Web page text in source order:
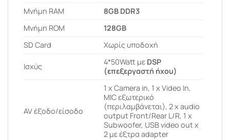
Μνήμη RAM
8GB DDR3
Μνήμη ROM
128GB
SD Card
Χωρίς υποδοχή
Ισχύς 4*50Watt με DSP
(επεξεργαστή ήχου)
AV έξοδο/είσοδο
1 x Camera in, 1 x Video In,
MIC εξωτερικό
(περιλαμβάνεται), 2 x audio
output Front/Rear L/R, 1 x
Subwoofer, USB video out x
2 με έξτρα adapter